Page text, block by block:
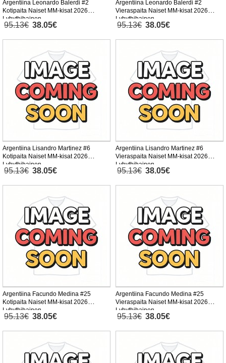
Argentiina Leonardo Balerdi #2
Kotipaita Naiset MM-kisat 2026
Lyhythihainen
95.13€ 38.05€
Argentiina Leonardo Balerdi #2
Vieraspaita Naiset MM-kisat 2026
Lyhythihainen
95.13€ 38.05€
Argentiina Lisandro Martinez #6
Kotipaita Naiset MM-kisat 2026
Lyhythihainen
95.13€ 38.05€
Argentiina Lisandro Martinez #6
Vieraspaita Naiset MM-kisat 2026
Lyhythihainen
95.13€ 38.05€
Argentiina Facundo Medina #25
Kotipaita Naiset MM-kisat 2026
Lyhythihainen
95.13€ 38.05€
Argentiina Facundo Medina #25
Vieraspaita Naiset MM-kisat 2026
Lyhythihainen
95.13€ 38.05€